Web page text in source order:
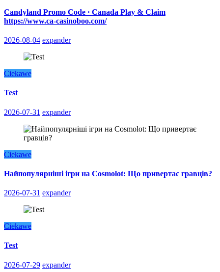
Candyland Promo Code · Canada Play & Claim
https://www.ca-casinoboo.com/
2026-08-04 expander
Ciekawe
Test
2026-07-31 expander
Ciekawe
Найпопулярніші ігри на Cosmolot: Що привертає гравців?
2026-07-31 expander
Ciekawe
Test
2026-07-29 expander